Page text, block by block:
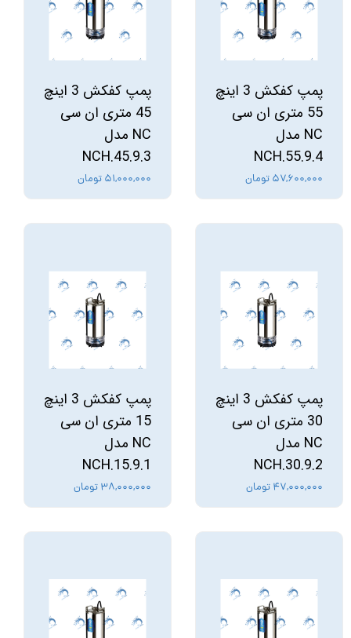
پمپ کفکش 3 اینچ
55 متری ان سی
NC مدل
NCH.55.9.4
۵۷,۶۰۰,۰۰۰ تومان
پمپ کفکش 3 اینچ
45 متری ان سی
NC مدل
NCH.45.9.3
۵۱,۰۰۰,۰۰۰ تومان
پمپ کفکش 3 اینچ
30 متری ان سی
NC مدل
NCH.30.9.2
۴۷,۰۰۰,۰۰۰ تومان
پمپ کفکش 3 اینچ
15 متری ان سی
NC مدل
NCH.15.9.1
۳۸,۰۰۰,۰۰۰ تومان